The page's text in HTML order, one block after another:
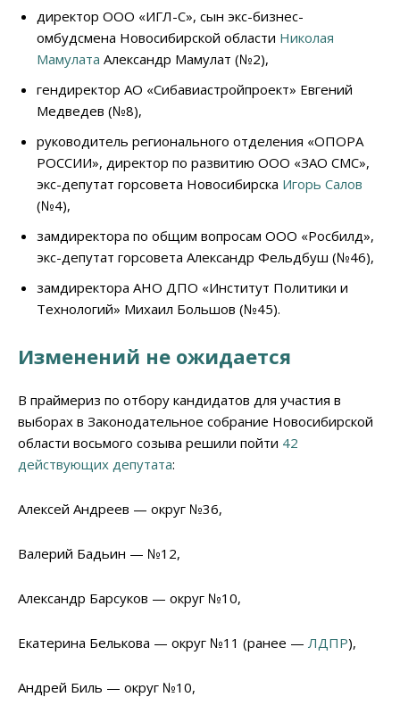
директор ООО «ИГЛ-С», сын экс-бизнес-
омбудсмена Новосибирской области Николая
Мамулата Александр Мамулат (№2),
гендиректор АО «Сибавиастройпроект» Евгений
Медведев (№8),
руководитель регионального отделения «ОПОРА
РОССИИ», директор по развитию ООО «ЗАО CМС»,
экс-депутат горсовета Новосибирска Игорь Салов
(№4),
замдиректора по общим вопросам ООО «Росбилд»,
экс-депутат горсовета Александр Фельдбуш (№46),
замдиректора АНО ДПО «Институт Политики и
Технологий» Михаил Большов (№45).
Изменений не ожидается
В праймериз по отбору кандидатов для участия в
выборах в Законодательное собрание Новосибирской
области восьмого созыва решили пойти 42
действующих депутата:
Алексей Андреев — округ №36,
Валерий Бадьин — №12,
Александр Барсуков — округ №10,
Екатерина Белькова — округ №11 (ранее — ЛДПР),
Андрей Биль — округ №10,